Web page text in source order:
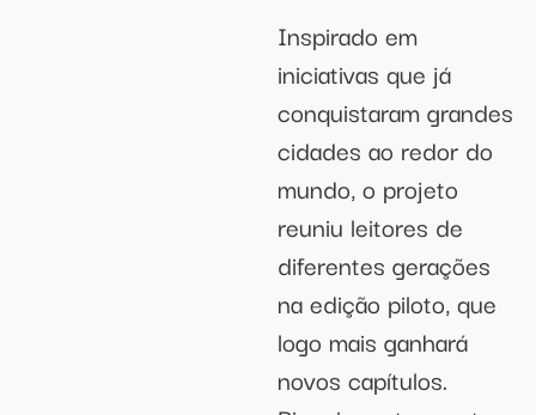
Inspirado em
iniciativas que já
conquistaram grandes
cidades ao redor do
mundo, o projeto
reuniu leitores de
diferentes gerações
na edição piloto, que
logo mais ganhará
novos capítulos.